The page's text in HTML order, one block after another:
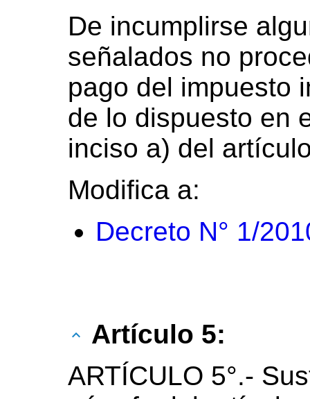
De incumplirse
señalados no
pago del impuesto
de lo dispuesto en
inciso a) del
Modifica a:
Decreto N° 1/
Artículo 5:
ARTÍCULO 5°.-